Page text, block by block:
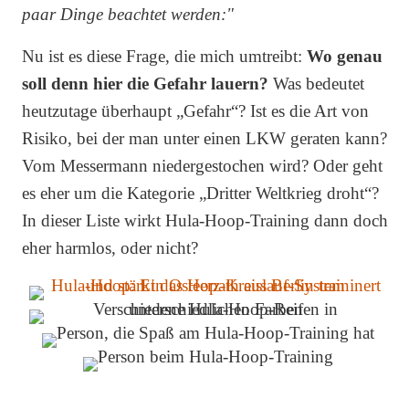
paar Dinge beachtet werden:"
Nu ist es diese Frage, die mich umtreibt: Wo genau
soll denn hier die Gefahr lauern? Was bedeutet
heutzutage überhaupt „Gefahr“? Ist es die Art von
Risiko, bei der man unter einen LKW geraten kann?
Vom Messermann niedergestochen wird? Oder geht
es eher um die Kategorie „Dritter Weltkrieg droht“?
In dieser Liste wirkt Hula-Hoop-Training dann doch
eher harmlos, oder nicht?